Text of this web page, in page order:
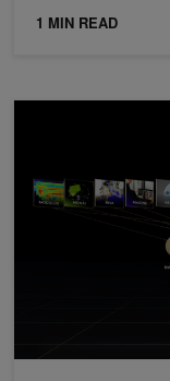
1 MIN READ